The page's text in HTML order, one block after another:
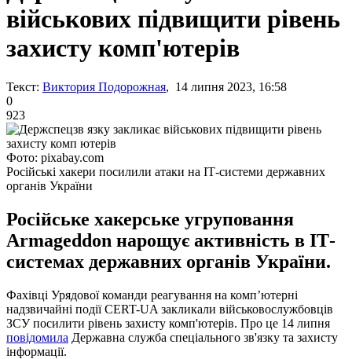
військових підвищити рівень
захисту комп'ютерів
Текст: Виктория Подорожная, 14 липня 2023, 16:58
0
923
Фото: pixabay.com
Російські хакери посилили атаки на ІТ-системи державних
органів України
Російське хакерське угруповання
Armageddon нарощує активність в ІТ-
системах державних органів України.
Фахівці Урядової команди реагування на комп’ютерні
надзвичайні події CERT-UA закликали військовослужбовців
ЗСУ посилити рівень захисту комп'ютерів. Про це 14 липня
повідомила Державна служба спеціального зв'язку та захисту
інформації.